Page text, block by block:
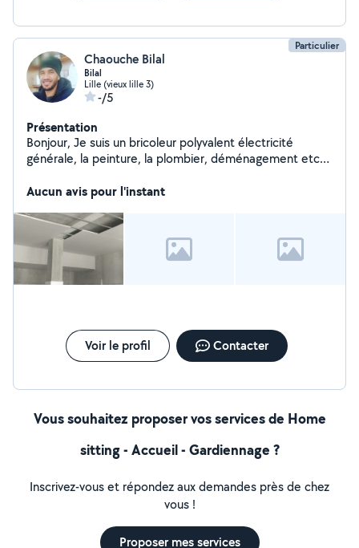
Particulier
Chaouche Bilal
Bilal
Lille (vieux lille 3)
-/5
Présentation
Bonjour, Je suis un bricoleur polyvalent électricité
générale, la peinture, la plombier, déménagement etc
contacter. Merci
Aucun avis pour l'instant
Voir le profil Contacter
Vous souhaitez proposer vos services de Home
sitting - Accueil - Gardiennage ?
Inscrivez-vous et répondez aux demandes près de chez
vous !
Proposer mes services